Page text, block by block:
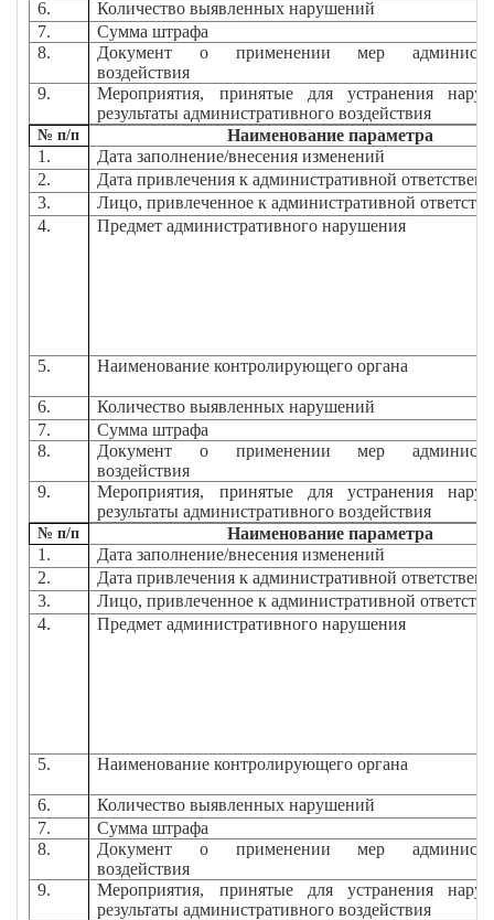
6.
Количество выявленных нарушений
7.
Сумма штрафа
8.
Документ о применении мер
воздействия
9.
Мероприятия, принятые для устранения
результаты административного воздействия
№ п/п
Наименование параметра
1.
Дата заполнение/внесения изменений
2.
Дата привлечения к административной
3.
Лицо, привлеченное к административной
4.
Предмет административного нарушения
5. Наименование контролирующего органа
6.
Количество выявленных нарушений
7.
Сумма штрафа
8.
Документ о применении мер
воздействия
9.
Мероприятия, принятые для устранения
результаты административного воздействия
№ п/п
Наименование параметра
1.
Дата заполнение/внесения изменений
2.
Дата привлечения к административной
3.
Лицо, привлеченное к административной
4.
Предмет административного нарушения
5. Наименование контролирующего органа
6.
Количество выявленных нарушений
7.
Сумма штрафа
8.
Документ о применении мер
воздействия
9.
Мероприятия, принятые для устранения
результаты административного воздействия